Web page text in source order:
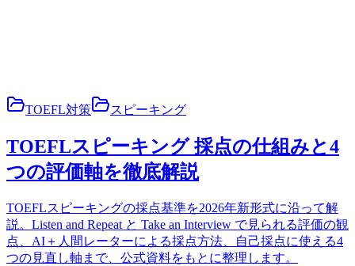
TOEFL対策 スピーキング
TOEFLスピーキング 採点の仕組みと4
つの評価軸を徹底解説
TOEFLスピーキングの採点基準を2026年新形式に沿って解
説。Listen and Repeat と Take an Interview で見られる評価の観
点、AI＋人間レーターによる採点方法、自己採点に使える4
つの見直し軸まで、公式資料をもとに整理します。